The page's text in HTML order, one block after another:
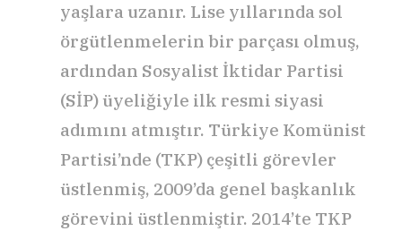
yaşlara uzanır. Lise yıllarında sol
örgütlenmelerin bir parçası olmuş,
ardından Sosyalist İktidar Partisi
(SİP) üyeliğiyle ilk resmi siyasi
adımını atmıştır. Türkiye Komünist
Partisi’nde (TKP) çeşitli görevler
üstlenmiş, 2009’da genel başkanlık
görevini üstlenmiştir. 2014’te TKP